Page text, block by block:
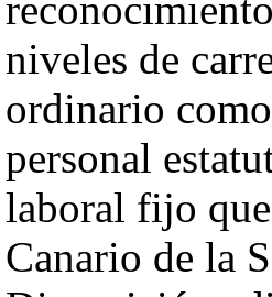
niveles de
ordinario
personal
laboral fijo
Canario de la